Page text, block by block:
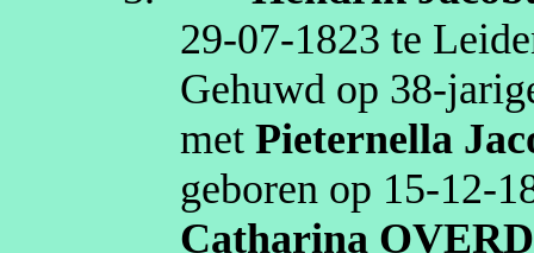
29‑07‑1823 te
Gehuwd op
metPieternella
geboren op
Catharina